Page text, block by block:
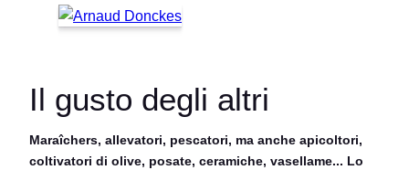
ES
Il gusto degli altri
Maraîchers, allevatori, pescatori, ma anche apicoltori,
coltivatori di olive, posate, ceramiche, vasellame... Lo